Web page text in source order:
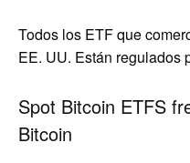
Todos los ETF que
EE. UU. Están regulados
Spot Bitcoin ETFS
Bitcoin